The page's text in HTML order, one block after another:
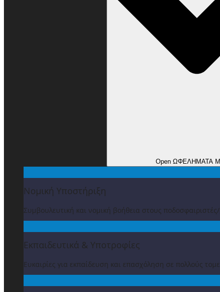
Open ΩΦΕΛΗΜΑΤΑ
Νομική Υποστήριξη
Συμβουλευτική και νομική βοήθεια στους
Εκπαιδευτικά & Υποτροφίες
Ευκαιρίες για εκπαίδευση και επασχόληση σε πολλούς